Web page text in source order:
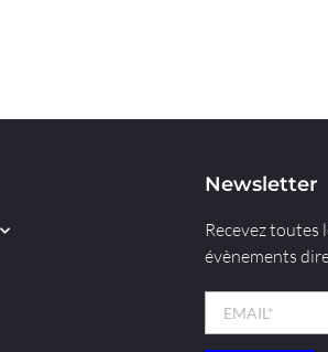
Newsletter
Recevez toutes
évènements